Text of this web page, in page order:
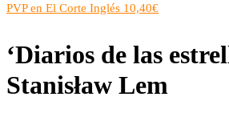
PVP en El Corte Inglés 10,40€
‘Diarios de las
Stanisław Lem